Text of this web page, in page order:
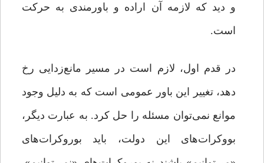
و دید که لازمه آن اراده و باورمندی به حرکت
است.
در قدم اول، لازم است در مسیر مانع‌زدایی رخ
دهد، تغییر این باور عمومی است که به‌ دلیل وجود
موانع نمی‌توان مسئله را حل کرد. به عبارت دیگر،
بووکرات‌های این دولت، باید بوروکرات‌های